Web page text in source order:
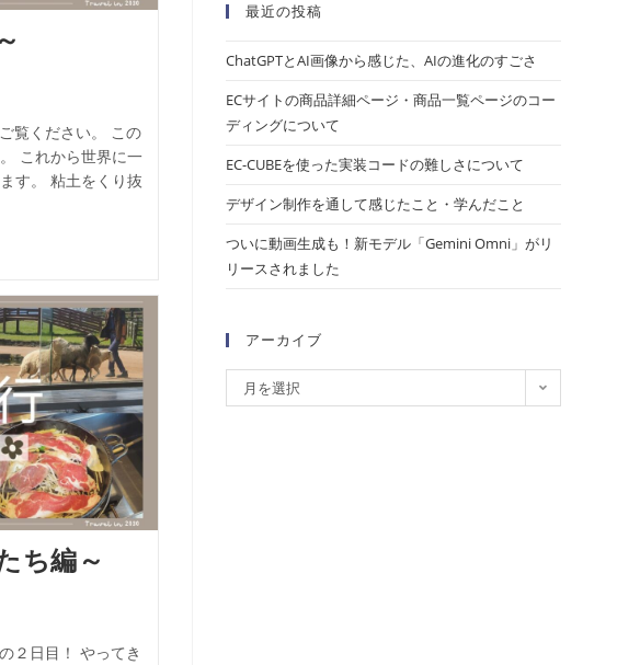
覧ください。 この
これから世界に一
す。 粘土をくり抜
ち編～
２日目！ やってき
最近の投稿
ChatGPTとAI画像から感じた、AIの進化のすごさ
ECサイトの商品詳細ページ・商品一覧ページのコー
ディングについて
EC-CUBEを使った実装コードの難しさについて
デザイン制作を通して感じたこと・学んだこと
ついに動画生成も！新モデル「Gemini Omni」がリ
リースされました
アーカイブ
月を選択